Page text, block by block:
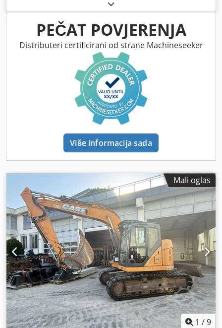
PEČAT POVJERENJA
Distributeri certificirani od strane Machineseeker
Više informacija sada
Mali oglas
1 /9